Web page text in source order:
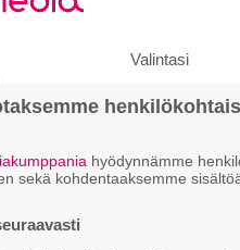
Valintasi
hyödynnämme
sekä kohdentaaksemme